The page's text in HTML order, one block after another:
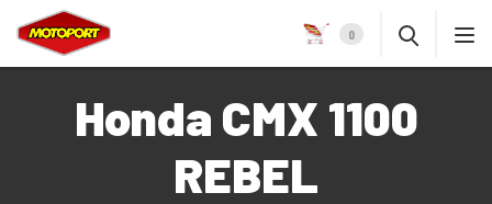
0
Honda CMX 1100
REBEL